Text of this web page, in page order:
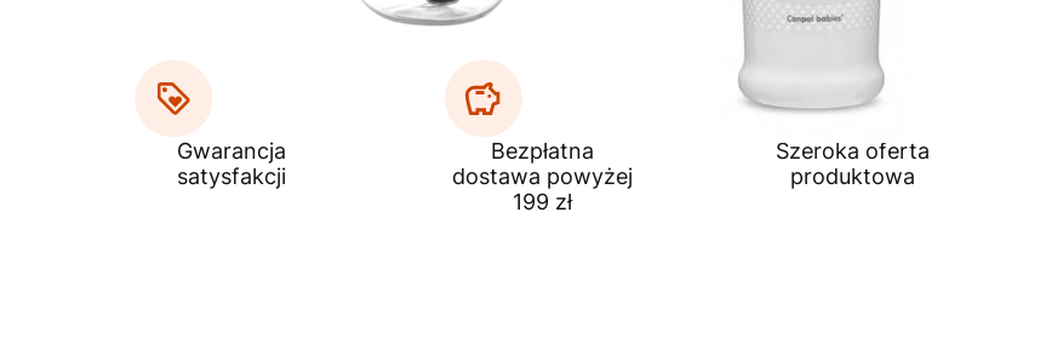
Gwarancja
satysfakcji
Bezpłatna
dostawa powyżej
199 zł
Szeroka oferta
produktowa